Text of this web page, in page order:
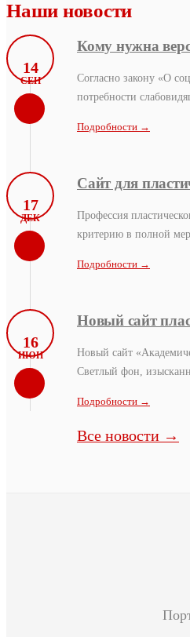
Наши новости
14
СЕН
Кому нужна
Согласно закону «О
потребности
Подробности →
17
ДЕК
Сайт для
Профессия
критерию в полной
Подробности →
16
ИЮН
Новый сайт
Новый сайт
Светлый фон,
Подробности →
Все новости →